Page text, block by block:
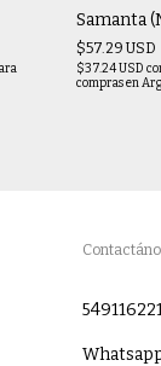
Samanta
$57.29 USD
$37.24 USD
compras en